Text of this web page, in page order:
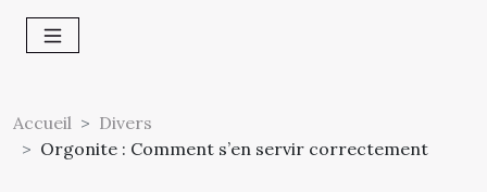
Accueil
Divers
Orgonite : Comment s’en servir correctement